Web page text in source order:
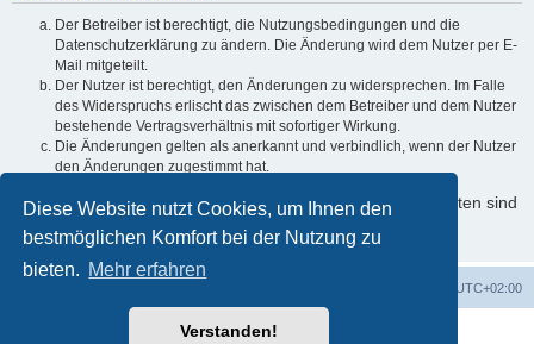
Diese Website nutzt Cookies, um Ihnen den
bestmöglichen Komfort bei der Nutzung zu
bieten. Mehr erfahren
Verstanden!
Der Betreiber ist berechtigt, die Nutzungsbedingungen und die
Datenschutzerklärung zu ändern. Die Änderung wird dem Nutzer per E-
Mail mitgeteilt.
Der Nutzer ist berechtigt, den Änderungen zu widersprechen. Im Falle
des Widerspruchs erlischt das zwischen dem Betreiber und dem Nutzer
bestehende Vertragsverhältnis mit sofortiger Wirkung.
Die Änderungen gelten als anerkannt und verbindlich, wenn der Nutzer
den Änderungen zugestimmt hat.
Informationen über den Umgang mit Ihren persönlichen Daten sind
in der Datenschutzerklärung enthalten.
UTC+02:00
Powered byphpBB® Forum Software © phpBB Limited